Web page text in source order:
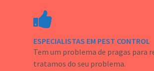
ESPECIALISTAS EM PEST CONTROL
Tem um problema de pragas para
tratamos do seu problema.